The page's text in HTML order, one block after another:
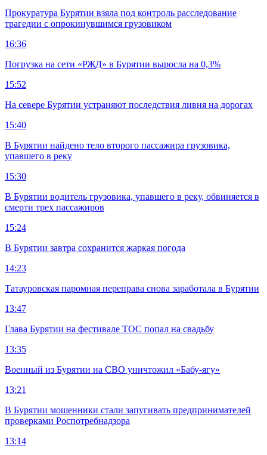
Прокуратура Бурятии взяла под контроль расследование
трагедии с опрокинувшимся грузовиком
16:36
Погрузка на сети «РЖД» в Бурятии выросла на 0,3%
15:52
На севере Бурятии устраняют последствия ливня на дорогах
15:40
В Бурятии найдено тело второго пассажира грузовика,
упавшего в реку
15:30
В Бурятии водитель грузовика, упавшего в реку, обвиняется в
смерти трех пассажиров
15:24
В Бурятии завтра сохранится жаркая погода
14:23
Татауровская паромная переправа снова заработала в Бурятии
13:47
Глава Бурятии на фестивале ТОС попал на свадьбу
13:35
Военный из Бурятии на СВО уничтожил «Бабу-ягу»
13:21
В Бурятии мошенники стали запугивать предпринимателей
проверками Роспотребнадзора
13:14